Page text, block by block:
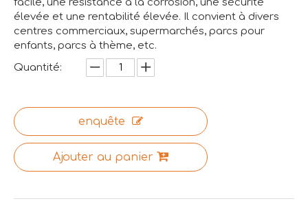
facile, une résistance à la corrosion, une sécurité
élevée et une rentabilité élevée. Il convient à divers
centres commerciaux, supermarchés, parcs pour
enfants, parcs à thème, etc.
Quantité:
enquête
Ajouter au panier